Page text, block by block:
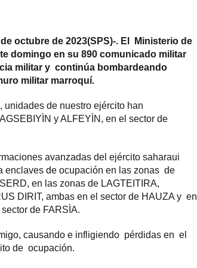
octubre de 2023(SPS)-. El Ministerio de
domingo en su 890 comunicado militar
militar y continúa bombardeando
militar marroquí.
unidades de nuestro ejército han
y ALFEYÌN, en el sector de
avanzadas del ejército saharaui
enclaves de ocupación en las zonas de
en las zonas de LAGTEITIRA,
DIRIT, ambas en el sector de HAUZA y en
de FARSÌA.
causando e infligiendo pérdidas en el
de ocupación.